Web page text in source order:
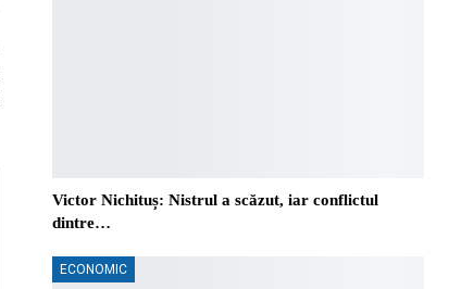
Victor Nichituș: Nistrul a scăzut, iar conflictul
dintre…
ECONOMIC